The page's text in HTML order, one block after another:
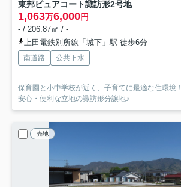
東邦ピュアコート諏訪形2号地
1,063万6,000円
- / 206.87㎡ / -
上田電鉄別所線「城下」駅 徒歩6分
南道路 公共下水
保育園と小中学校が近く、子育てに最適な住環境！
安心・便利な立地の諏訪形分譲地♪
売地